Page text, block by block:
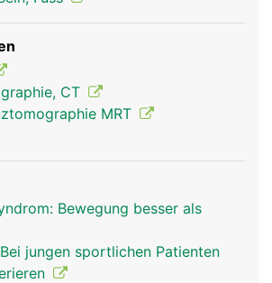
CT
MRT
Bewegung besser als
jungen sportlichen Patienten